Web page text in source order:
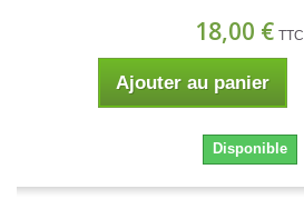
18,00 € TTC
Ajouter au panier
Disponible